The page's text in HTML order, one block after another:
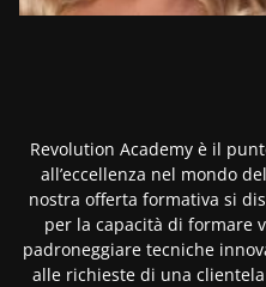
Revolution Academy è il
all’eccellenza nel mondo
nostra offerta formativa si
per la capacità di formare
padroneggiare tecniche
alle richieste di una